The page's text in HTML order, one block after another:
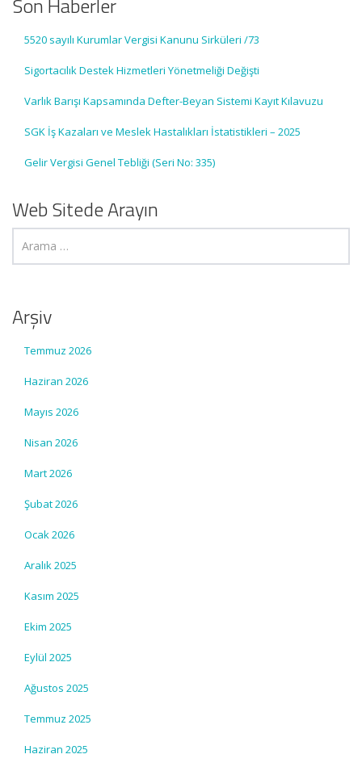
5520 sayılı Kurumlar Vergisi Kanunu Sirküleri /73
Sigortacılık Destek Hizmetleri Yönetmeliği Değişti
Varlık Barışı Kapsamında Defter-Beyan Sistemi Kayıt Kılavuzu
SGK İş Kazaları ve Meslek Hastalıkları İstatistikleri – 2025
Gelir Vergisi Genel Tebliği (Seri No: 335)
Web Sitede Arayın
Arşiv
Temmuz 2026
Haziran 2026
Mayıs 2026
Nisan 2026
Mart 2026
Şubat 2026
Ocak 2026
Aralık 2025
Kasım 2025
Ekim 2025
Eylül 2025
Ağustos 2025
Temmuz 2025
Haziran 2025